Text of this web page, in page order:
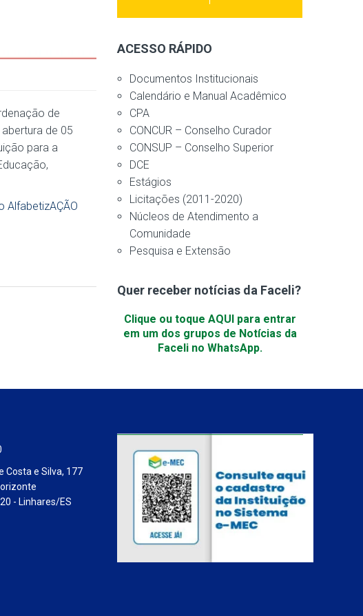
de
de 05
para a
AlfabetizAÇÃO
ACESSO RÁPIDO
Documentos Institucionais
Calendário e Manual Acadêmico
CPA
CONCUR – Conselho Curador
CONSUP – Conselho Superior
DCE
Estágios
Licitações (2011-2020)
Núcleos de Atendimento a
Comunidade
Pesquisa e Extensão
Quer receber notícias da Faceli?
Clique ou toque AQUI para entrar
em um dos grupos de Notícias da
Faceli no WhatsApp.
Costa e Silva, 177
- Linhares/ES